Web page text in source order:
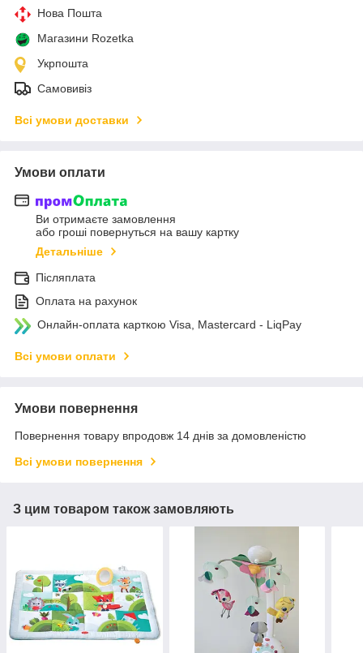
Нова Пошта
Магазини Rozetka
Укрпошта
Самовивіз
Всі умови доставки
Умови оплати
Ви отримаєте замовлення
або гроші повернуться на вашу картку
Детальніше
Післяплата
Оплата на рахунок
Онлайн-оплата карткою Visa, Mastercard - LiqPay
Всі умови оплати
Умови повернення
Повернення товару впродовж 14 днів за домовленістю
Всі умови повернення
З цим товаром також замовляють